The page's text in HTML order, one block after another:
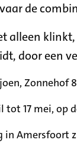
de
alleen
door een
Zonnehof
tot 17 mei, op
Amersfoort